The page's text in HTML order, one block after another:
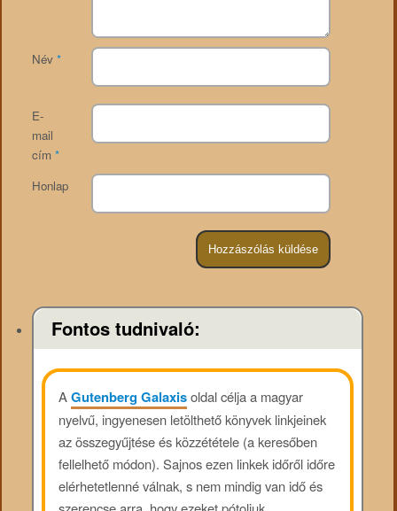
Név *
E-
mail
cím *
Honlap
Fontos tudnivaló:
AGutenberg Galaxisoldal célja a magyar
nyelvű, ingyenesen letölthető könyvek linkjeinek
az összegyűjtése és közzététele (a keresőben
fellelhető módon). Sajnos ezen linkek időről időre
elérhetetlenné válnak, s nem mindig van idő és